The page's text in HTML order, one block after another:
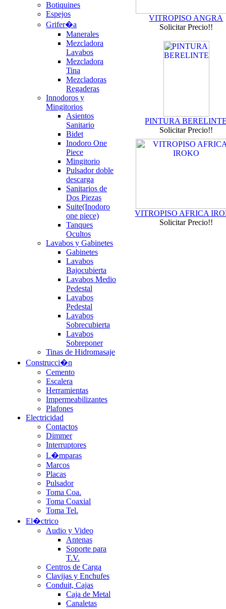
Botiquines
Espejos
Grifer�a
Manerales
Mezcladora
Lavabos
Mezcladora
Tina
Mezcladoras
Regaderas
Innodoros y
Mingitorios
Asientos
Sanitario
Bidet
Inodoro One
Piece
Mingitorio
Pulsador doble
descarga
Sanitarios de
Dos Piezas
Suite(Inodoro
one piece)
Tanques
Ocultos
Lavabos y Gabinetes
Gabinetes
Lavabos
Bajocubierta
Lavabos Medio
Pedestal
Lavabos
Pedestal
Lavabos
Sobrecubierta
Lavabos
Sobreponer
Tinas de Hidromasaje
Construcci�n
Cemento
Escalera
Herramientas
Impermeabilizantes
Plafones
Electricidad
Contactos
Dimmer
Interruptores
L�mparas
Marcos
Placas
Pulsador
Toma Coa.
Toma Coaxial
Toma Tel.
El�ctrico
Audio y Video
Antenas
Soporte para
T.V.
Centros de Carga
Clavijas y Enchufes
Conduit, Cajas
Caja de Metal
Canaletas
VITROPISO ANGRA
Solicitar Precio!!
PINTURA
Solicitar Precio!!
VITROPISO AFRICA
Solicitar Precio!!